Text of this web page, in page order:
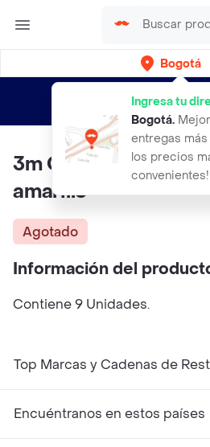
Bogotá
Ingresa tu
Bogotá.
entregas
los precios
convenientes!
envíos gratis por
3m Conector
amarillo
Agotado
Información del
Contiene 9 Unidades.
Top Marcas y Cadenas de
Encuéntranos en estos países